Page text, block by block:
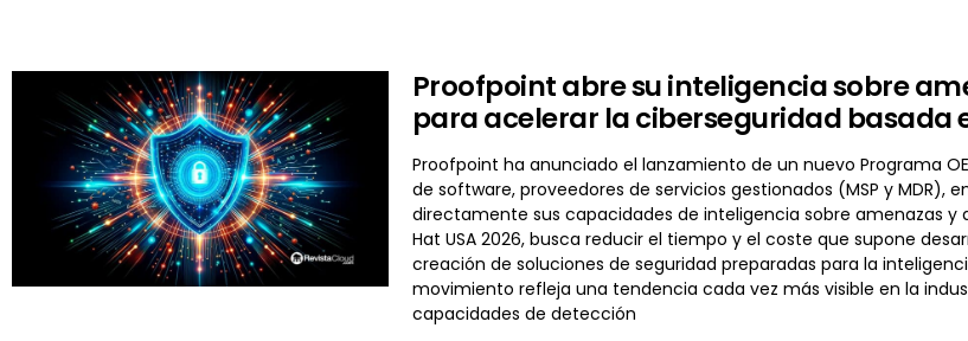
Proofpoint abre su inteligencia sobre
para acelerar la ciberseguridad basada
Proofpoint ha anunciado el lanzamiento de un nuevo Programa
de software, proveedores de servicios gestionados (MSP y
directamente sus capacidades de inteligencia sobre amenazas
Hat USA 2026, busca reducir el tiempo y el coste que supone
creación de soluciones de seguridad preparadas para la
movimiento refleja una tendencia cada vez más visible en la
capacidades de detección